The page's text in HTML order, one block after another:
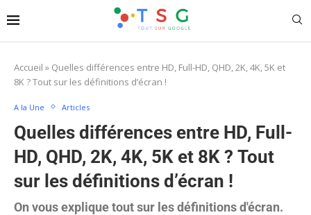
Accueil » Quelles différences entre HD, Full-HD, QHD, 2K, 4K, 5K et
8K ? Tout sur les définitions d’écran !
A la Une Articles
Quelles différences entre HD, Full-
HD, QHD, 2K, 4K, 5K et 8K ? Tout
sur les définitions d’écran !
On vous explique tout sur les définitions d'écran.